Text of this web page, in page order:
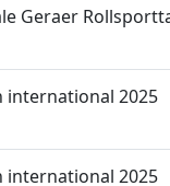
Geraer
international 2025
international 2025